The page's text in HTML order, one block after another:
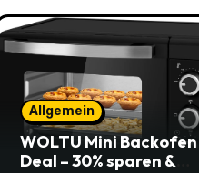
Allgemein
WOLTU Mini Backofen
Deal – 30% sparen &